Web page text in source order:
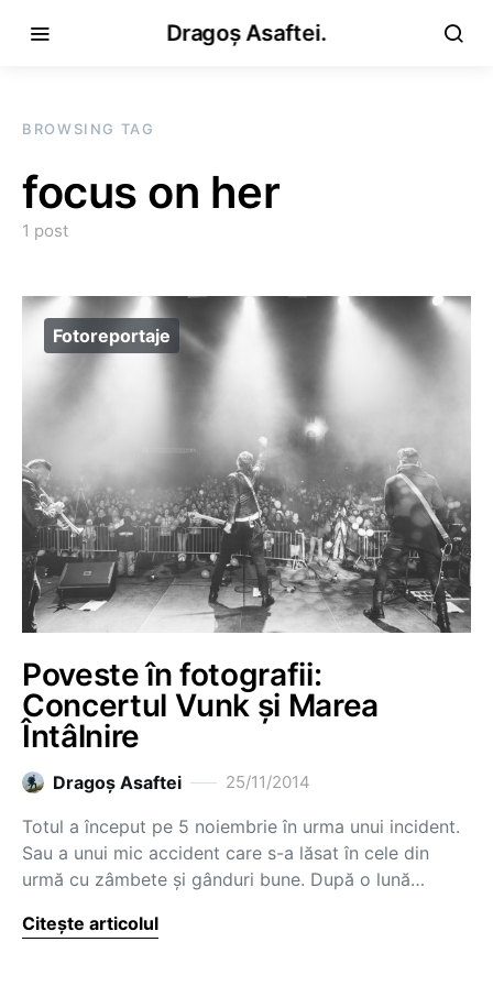
Dragoș Asaftei.
BROWSING TAG
focus on her
1 post
Fotoreportaje
Poveste în fotografii:
Concertul Vunk și Marea
Întâlnire
Dragoş Asaftei 25/11/2014
Totul a început pe 5 noiembrie în urma unui incident.
Sau a unui mic accident care s-a lăsat în cele din
urmă cu zâmbete și gânduri bune. După o lună…
Citește articolul